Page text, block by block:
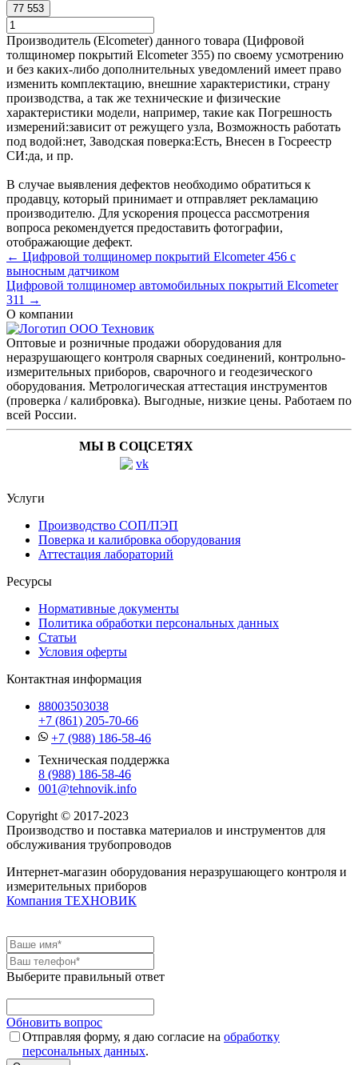
77 553
Производитель (Elcometer) данного товара (Цифровой
толщиномер покрытий Elcometer 355) по своему усмотрению
и без каких-либо дополнительных уведомлений имеет право
изменить комплектацию, внешние характеристики, страну
производства, а так же технические и физические
характеристики модели, например, такие как Погрешность
измерений:зависит от режущего узла, Возможность работать
под водой:нет, Заводская поверка:Есть, Внесен в Госреестр
СИ:да, и пр.
В случае выявления дефектов необходимо обратиться к
продавцу, который принимает и отправляет рекламацию
производителю. Для ускорения процесса рассмотрения
вопроса рекомендуется предоставить фотографии,
отображающие дефект.
← Цифровой толщиномер покрытий Elcometer 456 с
выносным датчиком
Цифровой толщиномер автомобильных покрытий Elcometer
311 →
О компании
Оптовые и розничные продажи оборудования для
неразрушающего контроля сварных соединений, контрольно-
измерительных приборов, сварочного и геодезического
оборудования. Метрологическая аттестация инструментов
(проверка / калибровка). Выгодные, низкие цены. Работаем по
всей России.
МЫ В СОЦСЕТЯХ
Услуги
Производство СОП/ПЭП
Поверка и калибровка оборудования
Аттестация лабораторий
Ресурсы
Нормативные документы
Политика обработки персональных данных
Статьи
Условия оферты
Контактная информация
88003503038
+7 (861) 205-70-66
+7 (988) 186-58-46
Техническая поддержка
8 (988) 186-58-46
001@tehnovik.info
Copyright © 2017-2023
Производство и поставка материалов и инструментов для
обслуживания трубопроводов
Интернет-магазин оборудования неразрушающего контроля и
измерительных приборов
Компания ТЕХНОВИК
Выберите правильный ответ
Обновить вопрос
Отправляя форму, я даю согласие на обработку
персональных данных.